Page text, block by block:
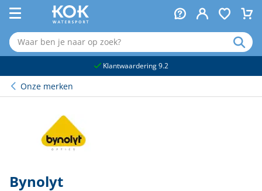
Klantwaardering 9.2
Onze merken
Bynolyt